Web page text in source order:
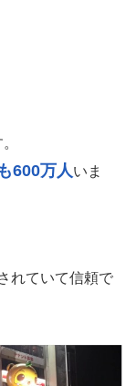
600万人いま
れていて信頼で